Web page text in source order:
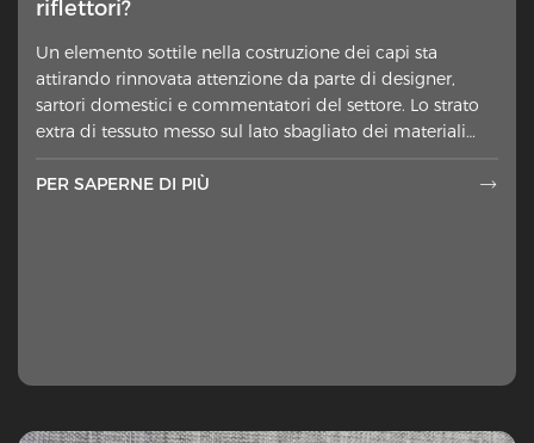
riflettori?
Un elemento sottile nella costruzione dei capi sta
attirando rinnovata attenzione da parte di designer,
sartori domestici e commentatori del settore. Lo strato
extra di tessuto messo sul lato sbagliato dei materiali
PER SAPERNE DI PIÙ
